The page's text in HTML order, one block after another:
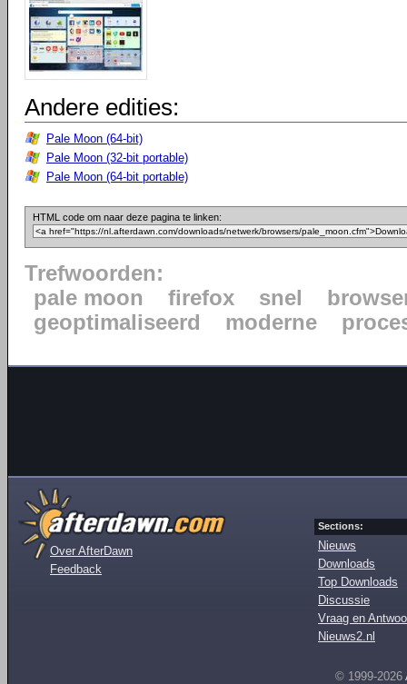
Andere edities:
Pale Moon (64-bit)
Pale Moon (32-bit portable)
Pale Moon (64-bit portable)
HTML code om naar deze pagina te linken:
Trefwoorden:
pale moon
firefox snel
geoptimaliseerd
moderne
Over AfterDawn
Feedback
Sections:
Nieuws
Downloads
Top Downloads
Discussie
Vraag en
Nieuws2.nl
© 1999-2026